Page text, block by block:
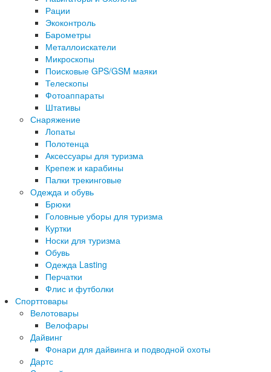
Рации
Экоконтроль
Барометры
Металлоискатели
Микроскопы
Поисковые GPS/GSM маяки
Телескопы
Фотоаппараты
Штативы
Снаряжение
Лопаты
Полотенца
Аксессуары для туризма
Крепеж и карабины
Палки трекинговые
Одежда и обувь
Брюки
Головные уборы для туризма
Куртки
Носки для туризма
Обувь
Одежда Lasting
Перчатки
Флис и футболки
Спорттовары
Велотовары
Велофары
Дайвинг
Фонари для дайвинга и подводной охоты
Дартс